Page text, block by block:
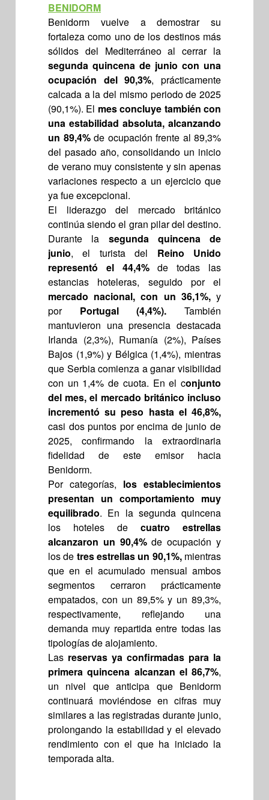
BENIDORM
Benidorm vuelve a demostrar su
fortaleza como uno de los destinos más
sólidos del Mediterráneo al cerrar la
segunda quincena de junio con una
ocupación del 90,3%, prácticamente
calcada a la del mismo periodo de 2025
(90,1%). El mes concluye también con
una estabilidad absoluta, alcanzando
un 89,4% de ocupación frente al 89,3%
del pasado año, consolidando un inicio
de verano muy consistente y sin apenas
variaciones respecto a un ejercicio que
ya fue excepcional.
El liderazgo del mercado británico
continúa siendo el gran pilar del destino.
Durante la segunda quincena de
junio, el turista del Reino Unido
representó el 44,4%de todas las
estancias hoteleras, seguido por el
mercado nacional, con un 36,1%,y
por Portugal (4,4%). También
mantuvieron una presencia destacada
Irlanda (2,3%), Rumanía (2%), Países
Bajos (1,9%) y Bélgica (1,4%), mientras
que Serbia comienza a ganar visibilidad
con un 1,4% de cuota. En el conjunto
del mes, el mercado británico incluso
incrementó su peso hasta el 46,8%,
casi dos puntos por encima de junio de
2025, confirmando la extraordinaria
fidelidad de este emisor hacia
Benidorm.
Por categorías, los establecimientos
presentan un comportamiento muy
equilibrado. En la segunda quincena
los hoteles de cuatro estrellas
alcanzaron un 90,4%de ocupación y
los de tres estrellas un 90,1%, mientras
que en el acumulado mensual ambos
segmentos cerraron prácticamente
empatados, con un 89,5% y un 89,3%,
respectivamente, reflejando una
demanda muy repartida entre todas las
tipologías de alojamiento.
Las reservas ya confirmadas para la
primera quincena alcanzan el 86,7%,
un nivel que anticipa que Benidorm
continuará moviéndose en cifras muy
similares a las registradas durante junio,
prolongando la estabilidad y el elevado
rendimiento con el que ha iniciado la
temporada alta.